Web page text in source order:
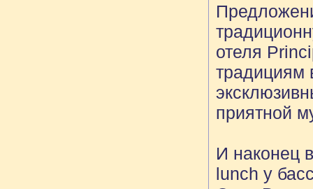
отеля
традициям
приятной
И наконец
lunch у